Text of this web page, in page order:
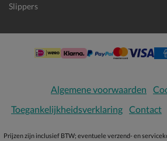
Slippers
Algemene voorwaarden
Toegankelijkheidsverklaring Contact
Prijzen zijn inclusief BTW; eventuele verzend- en